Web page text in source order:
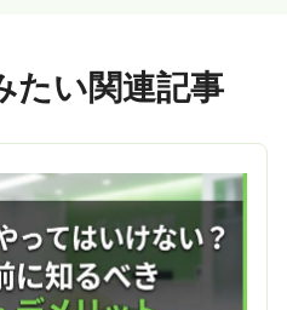
たい関連記事